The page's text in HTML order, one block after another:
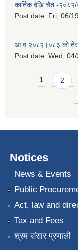
कार्तिक देखि चैत -
Post date: Fri, 06/
आ.व.२०८२।०८३ को तेस्रो
Post date: Wed,
Pages
1 2
Notices
News & Events
Public
Act, law and
Tax and Fees
श्रम संसार प्रणाली